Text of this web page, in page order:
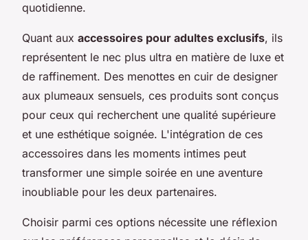
quotidienne.
Quant aux accessoires pour adultes exclusifs, ils
représentent le nec plus ultra en matière de luxe et
de raffinement. Des menottes en cuir de designer
aux plumeaux sensuels, ces produits sont conçus
pour ceux qui recherchent une qualité supérieure
et une esthétique soignée. L'intégration de ces
accessoires dans les moments intimes peut
transformer une simple soirée en une aventure
inoubliable pour les deux partenaires.
Choisir parmi ces options nécessite une réflexion